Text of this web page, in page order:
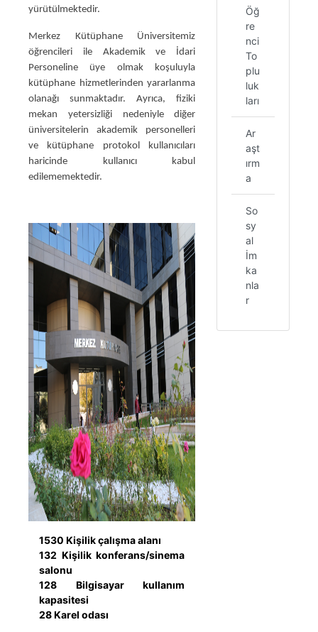
yürütülmektedir.
Merkez Kütüphane Üniversitemiz
öğrencileri ile Akademik ve İdari
Personeline üye olmak koşuluyla
kütüphane hizmetlerinden yararlanma
olanağı sunmaktadır. Ayrıca, fiziki
mekan yetersizliği nedeniyle diğer
üniversitelerin akademik personelleri
ve kütüphane protokol kullanıcıları
haricinde kullanıcı kabul
edilememektedir.
1530 Kişilik çalışma alanı
132 Kişilik konferans/sinema
salonu
128 Bilgisayar kullanım
kapasitesi
28 Karel odası
Öğ
re
nci
To
plu
luk
ları
Ar
aşt
ırm
a
So
sy
al
İm
ka
nla
r